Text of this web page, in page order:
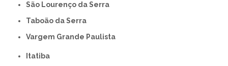
São Lourenço da Serra
Taboão da Serra
Vargem Grande Paulista
Itatiba